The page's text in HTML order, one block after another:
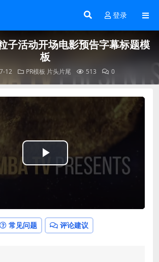
登录
子活动开场电影预告字幕标题模
板
12 PR模板 片头片尾 513 0
Play
常见问题 评论建议